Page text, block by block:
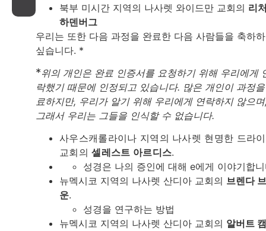
북부 미시간 지역의 나사렛 와이드만 교회의 리
하덴버그
우리는 또한 다음 과정을 완료한 다음 사람들을 축하
싶습니다. *
*위의 개인은 완료 인증서를 요청하기 위해 우리에게
락했기 때문에 인정되고 있습니다. 많은 개인이 과정
료하지만, 우리가 알기 위해 우리에게 연락하지 않으
그래서 우리는 그들을 인식할 수 없습니다.
사우스캐롤라이나 지역의 나사렛 현명한 드라
교회의셀레스트 아르디스.
성경은 나의 증인에 대해 e에게 이야기합
뉴멕시코 지역의 나사렛 산디아 교회의 브렌다
운.
성경을 연구하는 방법
뉴멕시코 지역의 나사렛 산디아 교회의 알버트 캠